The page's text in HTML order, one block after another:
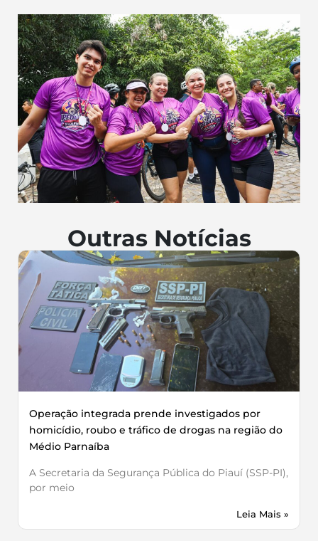
Outras Notícias
Operação integrada prende investigados por
homicídio, roubo e tráfico de drogas na região do
Médio Parnaíba
A Secretaria da Segurança Pública do Piauí (SSP-PI),
por meio
Leia Mais »